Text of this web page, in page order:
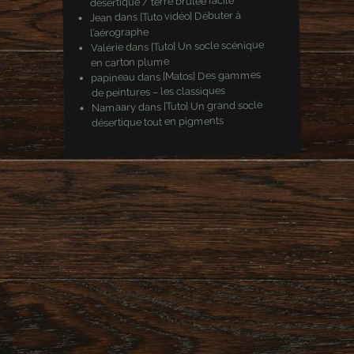
Jean dans [Tuto vidéo] Débuter à
l’aérographe
Valériedans [Tuto] Un socle scénique
en carton plume
papineau dans [Matos] Des gammes
de peintures – les classiques
Namaarydans [Tuto] Un grand socle
désertique tout en pigments